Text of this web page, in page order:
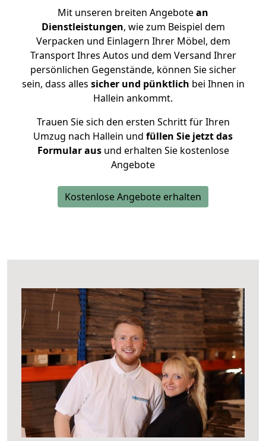
Mit unseren breiten Angebotean
Dienstleistungen, wie zum Beispiel dem
Verpacken und Einlagern Ihrer Möbel, dem
Transport Ihres Autos und dem Versand Ihrer
persönlichen Gegenstände, können Sie sicher
sein, dass alles sicher und pünktlich bei Ihnen in
Hallein ankommt.
Trauen Sie sich den ersten Schritt für Ihren
Umzug nach Hallein und füllen Sie jetzt das
Formular ausund erhalten Sie kostenlose
Angebote
Kostenlose Angebote erhalten